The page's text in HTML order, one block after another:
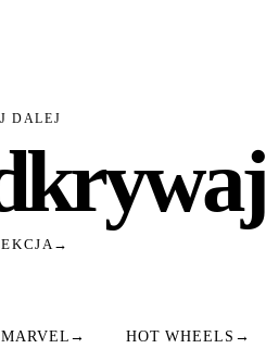
DALEJ
→
→ HOT WHEELS →